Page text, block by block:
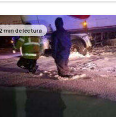
min de lectura